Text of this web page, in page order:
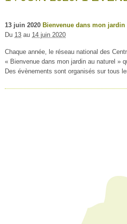
13 juin 2020 Bienvenue dans mon
Du 13 au 14 juin 2020
Chaque année, le réseau national des
« Bienvenue dans mon jardin au naturel »
Des évènements sont organisés sur tous